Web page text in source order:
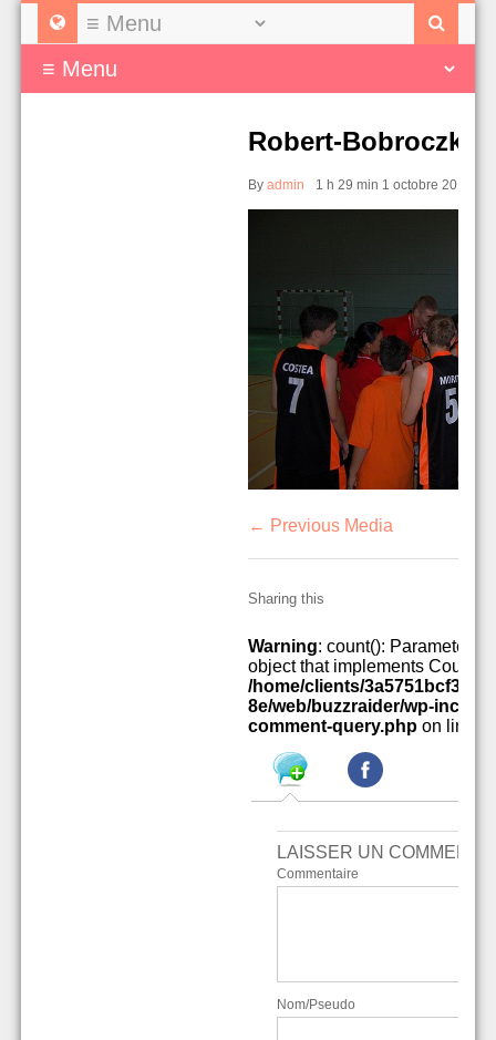
Robert-Bobroczky
By admin 1 h 29 min 1 octobre 2014
← Previous Media
Sharing this
Warning: count(): Parameter
object that implements
/home/clients/
8e/web/buzzraider/wp-
comment-query.php on line
LAISSER UN
Commentaire
Nom/Pseudo